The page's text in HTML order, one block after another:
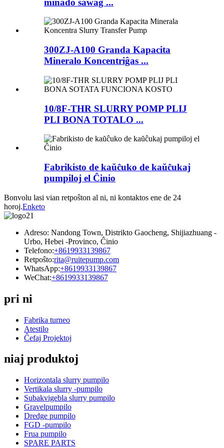
300ZJ-A100 Granda Kapacita
Mineralo Koncentriĝas ...
10/8F-THR SLURRY POMP PLIJ
PLI BONA TOTALO ...
Fabrikisto de kaŭĉuko de kaŭĉukaj
pumpiloj el Ĉinio
Bonvolu lasi vian retpoŝton al ni, ni kontaktos ene de 24
horoj.Enketo
Adreso: Nandong Town, Distrikto Gaocheng, Shijiazhuang -
Urbo, Hebei -Provinco, Ĉinio
Telefono:+8619933139867
Retpoŝto:rita@ruitepump.com
WhatsApp:+8619933139867
WeChat:+8619933139867
pri ni
Fabrika turneo
Atestilo
Ĉefaj Projektoj
niaj produktoj
Horizontala slurry pumpilo
Vertikala slurry -pumpilo
Subakvigebla slurry pumpilo
Gravelpumpilo
Dredge pumpilo
FGD -pumpilo
Frua pumpilo
SPARE PARTS